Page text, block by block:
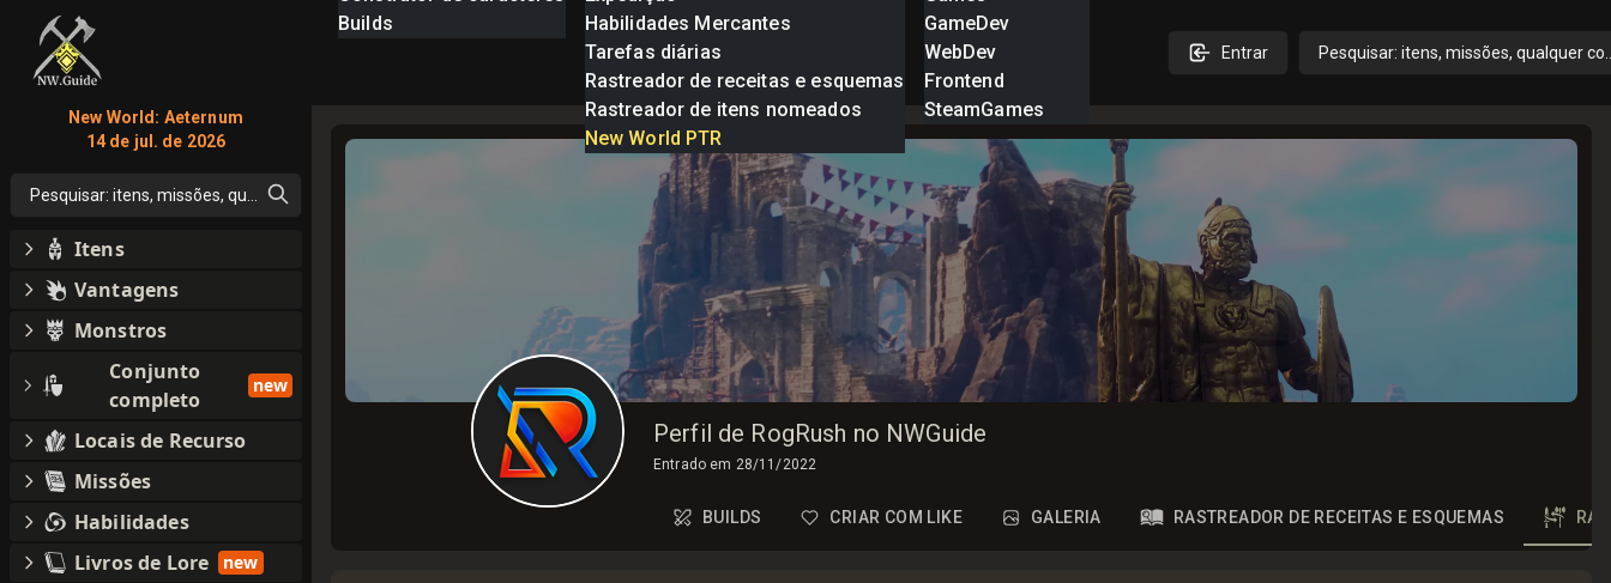
Builds
Habilidades Mercantes
Tarefas diárias
Rastreador de receitas e esquemas
Rastreador de itens nomeados
New World PTR
GameDev
WebDev
Frontend
SteamGames
Entrar Pesquisar: itens, missões, qualquer
Perfil de RogRush no NWGuide
Entrado em 28/11/2022
BUILDS CRIAR COM LIKE GALERIA RASTREADOR DE RECEITAS E ESQUEMAS
New World: Aeternum
14 de jul. de 2026
Pesquisar: itens, missões, qualquer coisa
Itens
Vantagens
Monstros
Conjunto
completo
new
Locais de Recurso
Missões
Habilidades
Livros de Lore
new